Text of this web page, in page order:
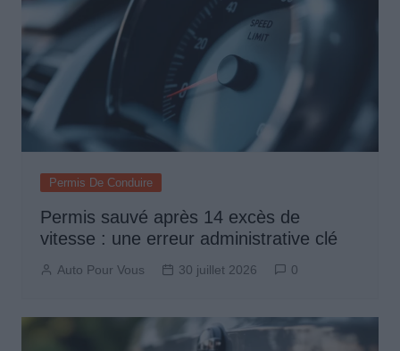
Permis De Conduire
Permis sauvé après 14 excès de
vitesse : une erreur administrative clé
Auto Pour Vous 30 juillet 2026 0